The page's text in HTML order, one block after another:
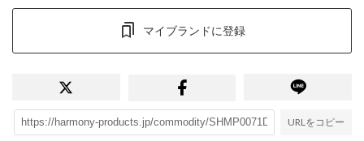
マイブランドに登録
URLをコピー